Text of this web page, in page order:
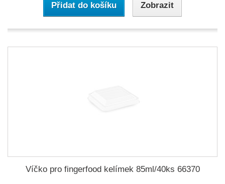
Přidat do košíku Zobrazit
Víčko pro fingerfood kelímek 85ml/40ks 66370